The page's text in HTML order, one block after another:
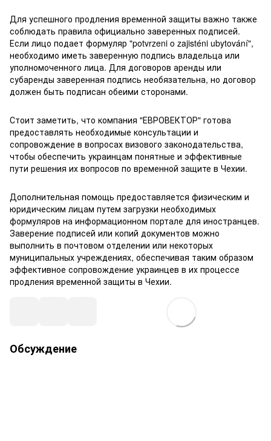
Для успешного продления временной защиты важно также
соблюдать правила официально заверенных подписей.
Если лицо подает формуляр "potvrzeni o zajisténi ubytování",
необходимо иметь заверенную подпись владельца или
уполномоченного лица. Для договоров аренды или
субаренды заверенная подпись необязательна, но договор
должен быть подписан обеими сторонами.
Стоит заметить, что компания "ЕВРОВЕКТОР" готова
предоставлять необходимые консультации и
сопровождение в вопросах визового законодательства,
чтобы обеспечить украинцам понятные и эффективные
пути решения их вопросов по временной защите в Чехии.
Дополнительная помощь предоставляется физическим и
юридическим лицам путем загрузки необходимых
формуляров на информационном портале для иностранцев.
Заверение подписей или копий документов можно
выполнить в почтовом отделении или некоторых
муниципальных учреждениях, обеспечивая таким образом
эффективное сопровождение украинцев в их процессе
продления временной защиты в Чехии.
Обсуждение